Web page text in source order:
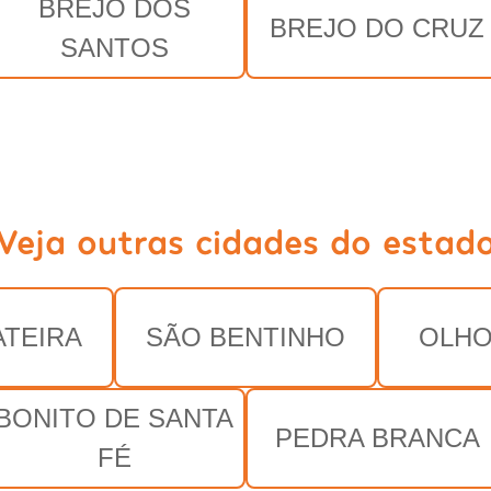
BREJO DOS
SANTOS
BREJO DO CRUZ
outras cidades do
SÃO BENTINHO
DE SANTA
FÉ
PEDRA BRANCA